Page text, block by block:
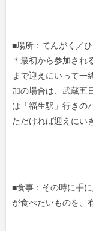
■場所：てんがく／
＊最初から参加され
まで迎えにいって一
加の場合は、武蔵五
は「福生駅」行きの
ただければ迎えにい
■食事：その時に手
が食べたいものを、